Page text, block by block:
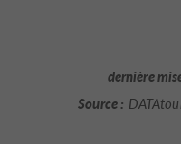
dernière
Source :